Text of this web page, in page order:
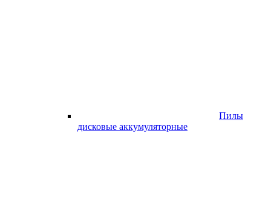
Пилы
дисковые аккумуляторные